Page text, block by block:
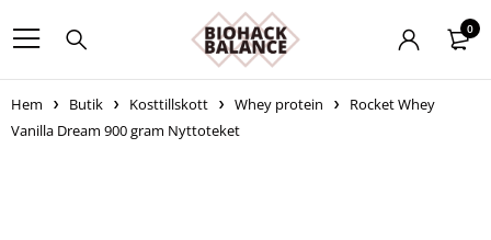
0
Hem Butik Kosttillskott Whey protein
Rocket Whey
Vanilla Dream 900 gram Nyttoteket